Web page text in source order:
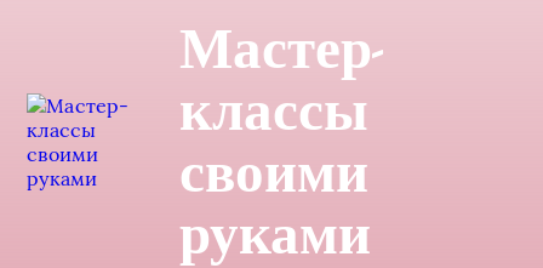
Мастер-
классы
своими
руками